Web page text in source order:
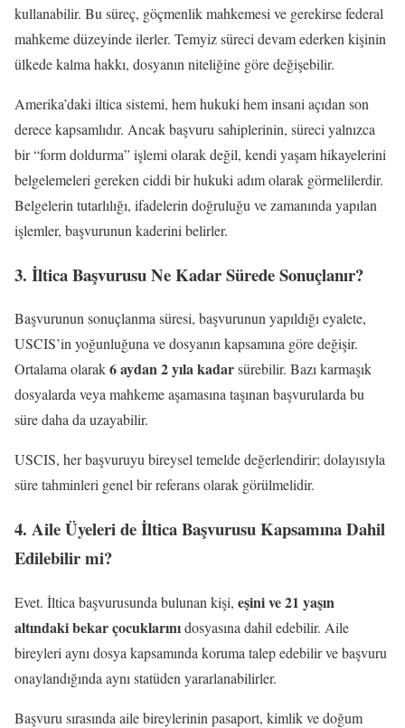
kullanabilir. Bu süreç, göçmenlik mahkemesi ve gerekirse federal
mahkeme düzeyinde ilerler. Temyiz süreci devam ederken kişinin
ülkede kalma hakkı, dosyanın niteliğine göre değişebilir.
Amerika’daki iltica sistemi, hem hukuki hem insani açıdan son
derece kapsamlıdır. Ancak başvuru sahiplerinin, süreci yalnızca
bir “form doldurma” işlemi olarak değil, kendi yaşam hikayelerini
belgelemeleri gereken ciddi bir hukuki adım olarak görmelilerdir.
Belgelerin tutarlılığı, ifadelerin doğruluğu ve zamanında yapılan
işlemler, başvurunun kaderini belirler.
3. İltica Başvurusu Ne Kadar Sürede Sonuçlanır?
Başvurunun sonuçlanma süresi, başvurunun yapıldığı eyalete,
USCIS’in yoğunluğuna ve dosyanın kapsamına göre değişir.
Ortalama olarak6 aydan 2 yıla kadarsürebilir. Bazı karmaşık
dosyalarda veya mahkeme aşamasına taşınan başvurularda bu
süre daha da uzayabilir.
USCIS, her başvuruyu bireysel temelde değerlendirir; dolayısıyla
süre tahminleri genel bir referans olarak görülmelidir.
4. Aile Üyeleri de İltica Başvurusu Kapsamına Dahil
Edilebilir mi?
Evet. İltica başvurusunda bulunan kişi, eşini ve 21 yaşın
altındaki bekar çocuklarınıdosyasına dahil edebilir. Aile
bireyleri aynı dosya kapsamında koruma talep edebilir ve başvuru
onaylandığında aynı statüden yararlanabilirler.
Başvuru sırasında aile bireylerinin pasaport, kimlik ve doğum